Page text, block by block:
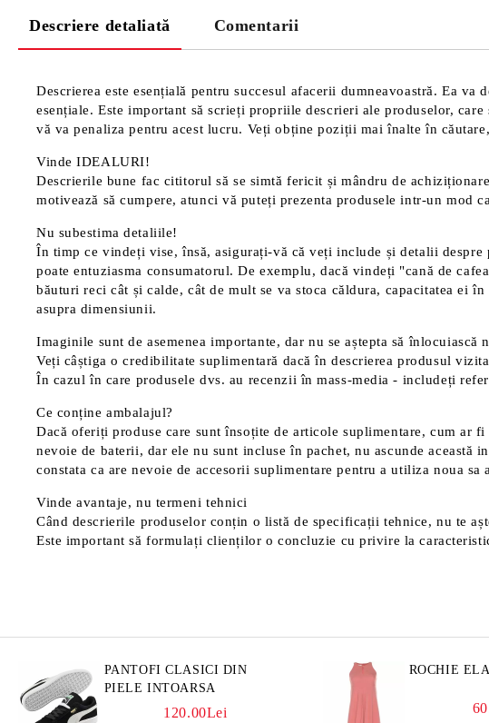
Descriere detaliată Comentarii
Descrierea este esențială pentru succesul afacerii dumneavoastră. Ea
esențiale. Este important să scrieți propriile descrieri ale produselor,
vă va penaliza pentru acest lucru. Veți obține poziții mai înalte în
Vinde IDEALURI!
Descrierile bune fac cititorul să se simtă fericit și mândru de
motivează să cumpere, atunci vă puteți prezenta produsele intr-un mod
Nu subestima detaliile!
În timp ce vindeți vise, însă, asigurați-vă că veți include și detalii
poate entuziasma consumatorul. De exemplu, dacă vindeți "cană de
băuturi reci cât și calde, cât de mult se va stoca căldura, capacitatea ei
asupra dimensiunii.
Imaginile sunt de asemenea importante, dar nu se aștepta să
Veți câștiga o credibilitate suplimentară dacă în descrierea produsul
În cazul în care produsele dvs. au recenzii în mass-media - includeți
Ce conține ambalajul?
Dacă oferiți produse care sunt însoțite de articole suplimentare, cum ar
nevoie de baterii, dar ele nu sunt incluse în pachet, nu ascunde
constata ca are nevoie de accesorii suplimentare pentru a utiliza noua
Vinde avantaje, nu termeni tehnici
Când descrierile produselor conțin o listă de specificații tehnice, nu te
Este important să formulați clienților o concluzie cu privire la
PANTOFI CLASICI DIN
PIELE INTOARSA
120.00Lei